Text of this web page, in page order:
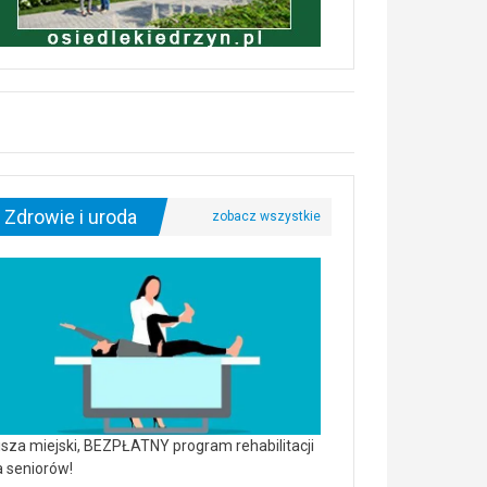
Zdrowie i uroda
miejski, BEZPŁATNY program rehabilitacji
seniorów!